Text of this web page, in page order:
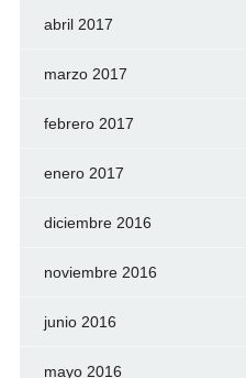
abril 2017
marzo 2017
febrero 2017
enero 2017
diciembre 2016
noviembre 2016
junio 2016
mayo 2016